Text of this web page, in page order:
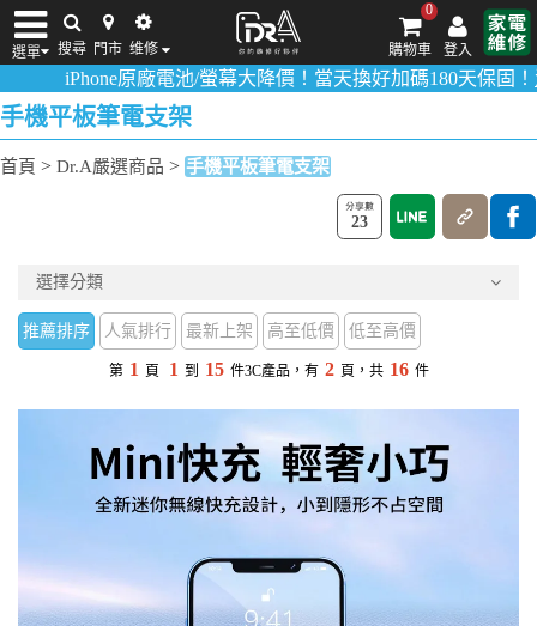
選單 搜尋 門市 维修 登入
0
購物車
iPhone維修/價格 筆電維修/價格 Android手機維修/價格 MacBook維修/價
原廠電池/螢幕大降價！當天換好加碼180天保固！活動詳情
手機平板筆電支架
首頁 > Dr.A嚴選商品 > 手機平板筆電支架
23
選擇分類
推薦排序 人氣排行 最新上架 高至低價 低至高價
第 1 頁 1 到 15 件3C產品，有 2 頁，共 16 件